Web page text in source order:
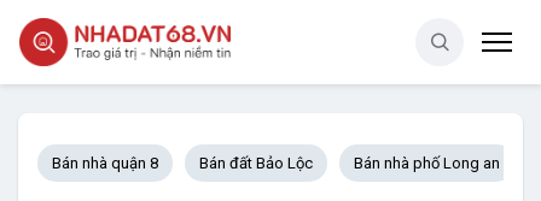
Bán nhà quận 8 Bán đất Bảo Lộc Bán nhà phố Long an